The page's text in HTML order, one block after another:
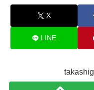
X
LINE